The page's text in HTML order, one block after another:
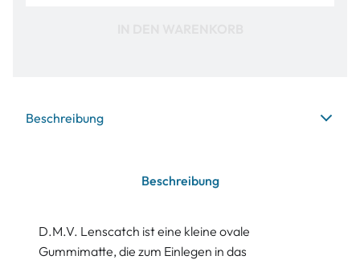
Beschreibung
Beschreibung
D.M.V. Lenscatch ist eine kleine ovale
Gummimatte, die zum Einlegen in das